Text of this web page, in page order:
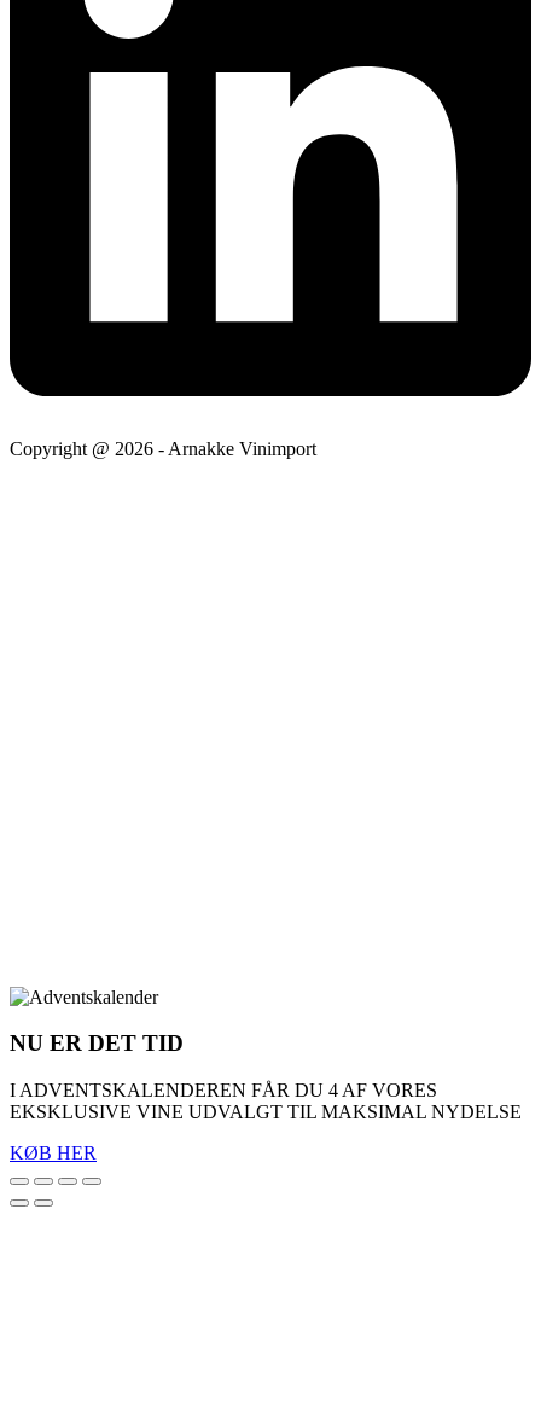
Copyright @ 2026 - Arnakke Vinimport
NU ER DET TID
I ADVENTSKALENDEREN FÅR DU 4 AF VORES
EKSKLUSIVE VINE UDVALGT TIL MAKSIMAL NYDELSE
KØB HER